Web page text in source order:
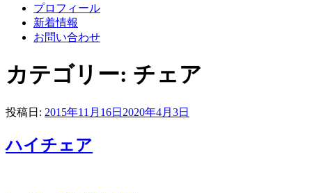
プロフィール
新着情報
お問い合わせ
カテゴリー: チェア
投稿日: 2015年11月16日 2020年4月3日
ハイチェア